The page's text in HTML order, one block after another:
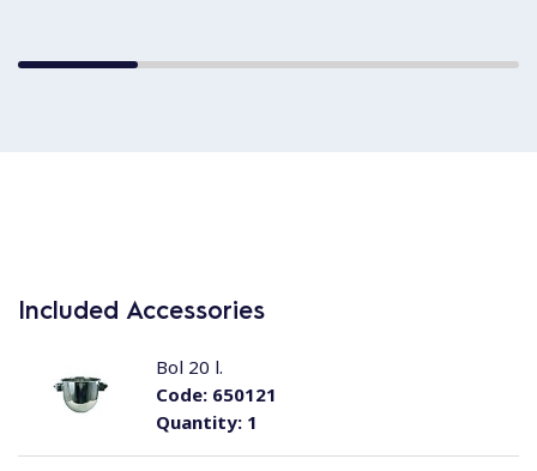
Included Accessories
Quantity:1
Code:650121
Bol 20 l.